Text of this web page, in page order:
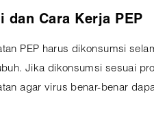
dan Cara Kerja PEP
PEP harus dikonsumsi
Jika dikonsumsi sesuai
agar virus benar-benar